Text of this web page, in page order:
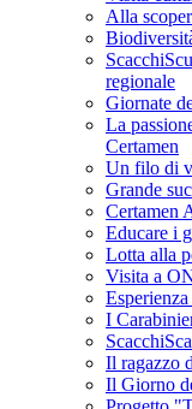
Alla
regionale
Giornate
La
Certamen
Un filo di
Grande
Certamen
Educare i
Lotta alla
Visita a
I
Il ragazzo
Il Giorno